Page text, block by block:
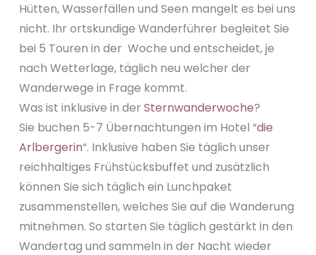
Hütten, Wasserfällen und Seen mangelt es bei uns
nicht. Ihr ortskundige Wanderführer begleitet Sie
bei 5 Touren in der Woche und entscheidet, je
nach Wetterlage, täglich neu welcher der
Wanderwege in Frage kommt.
Was ist inklusive in der Sternwanderwoche?
Sie buchen 5-7 Übernachtungen im Hotel “die
Arlbergerin“. Inklusive haben Sie täglich unser
reichhaltiges Frühstücksbuffet und zusätzlich
können Sie sich täglich ein Lunchpaket
zusammenstellen, welches Sie auf die Wanderung
mitnehmen. So starten Sie täglich gestärkt in den
Wandertag und sammeln in der Nacht wieder